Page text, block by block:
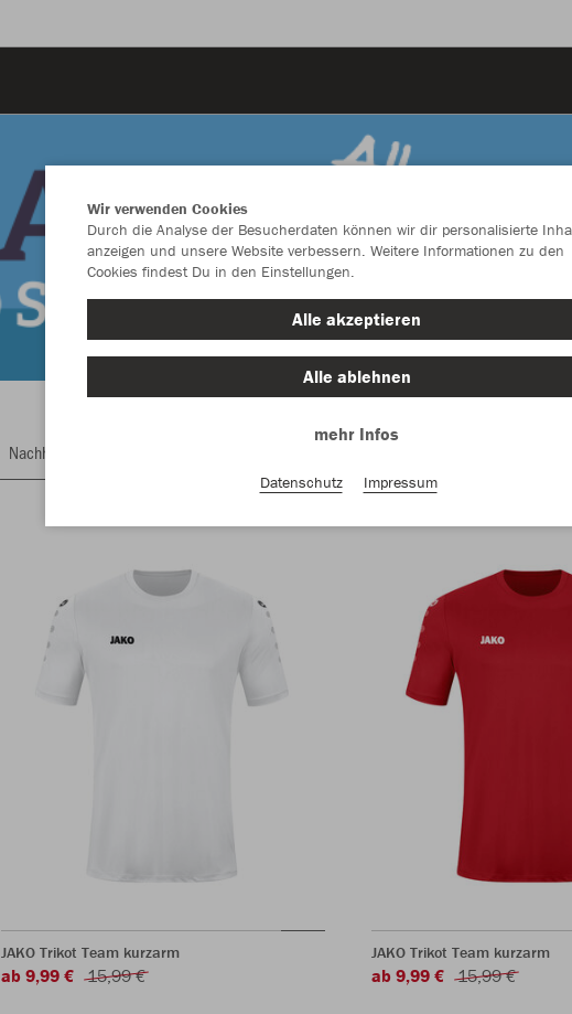
Nachhaltig
JAKO Trikot Team kurzarm
ab 9,99 € 15,99 €
JAKO Trikot Team kurzarm
ab 9,99 € 15,99 €
Wir verwenden Cookies
Durch die Analyse der Besucherdaten können wir dir personalisierte
anzeigen und unsere Website verbessern. Weitere Informationen zu den
Cookies findest Du in den Einstellungen.
Alle akzeptieren
Alle ablehnen
mehr Infos
Datenschutz Impressum